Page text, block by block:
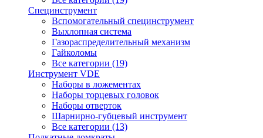
Специнструмент
Вспомогательный специнструмент
Выхлопная система
Газораспределительный механизм
Гайколомы
Все категории (19)
Инструмент VDE
Наборы в ложементах
Наборы торцевых головок
Наборы отверток
Шарнирно-губцевый инструмент
Все категории (13)